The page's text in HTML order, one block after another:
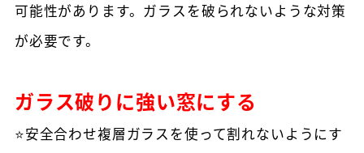
可能性があります。ガラスを破られないような対策
が必要です。
ガラス破りに強い窓にする
⭐安全合わせ複層ガラスを使って割れないようにす